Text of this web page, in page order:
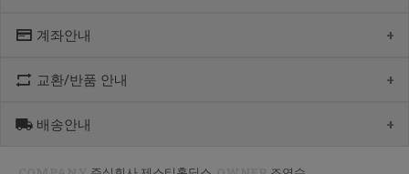
1600-1766
[점심] 12:00 ~ 13:00
[금] 08:30 ~ 12:30
계좌안내
우리 1005-302-047686
예금주 : 제스티홀딩스
교환/반품 안내
제품수령 후 반품을 하시려면 수령 후 7일 이내에 마이페이지내에서
배송안내